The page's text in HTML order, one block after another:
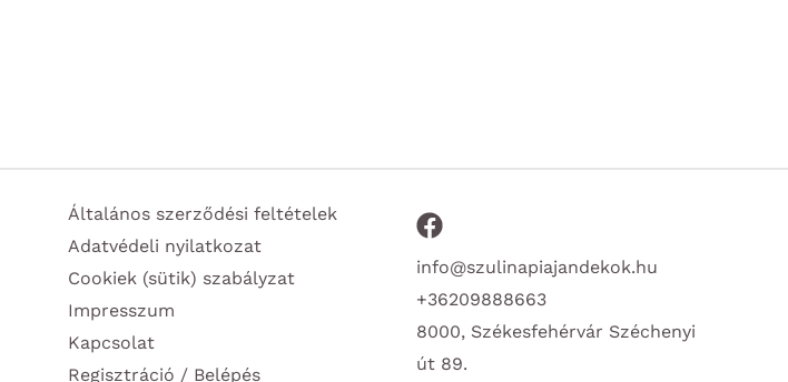
Általános szerződési feltételek
Adatvédeli nyilatkozat
Cookiek (sütik) szabályzat
Impresszum
Kapcsolat
Regisztráció / Belépés
info@szulinapiajandekok.hu
+36209888663
8000, Székesfehérvár Széchenyi
út 89.